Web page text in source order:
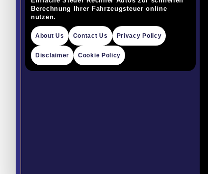
Berechnung Ihrer Fahrzeugsteuer online
nutzen.
About Us Contact Us Privacy Policy
Disclaimer Cookie Policy